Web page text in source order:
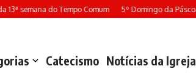
13ª semana do Tempo Comum 5º Domingo da Páscoa
Catecismo Notícias da Igreja